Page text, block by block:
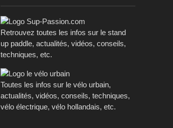
Retrouvez toutes les infos sur le stand
up paddle, actualités, vidéos, conseils,
techniques, etc.
Toutes les infos sur le vélo urbain,
actualités, vidéos, conseils, techniques,
vélo électrique, vélo hollandais, etc.